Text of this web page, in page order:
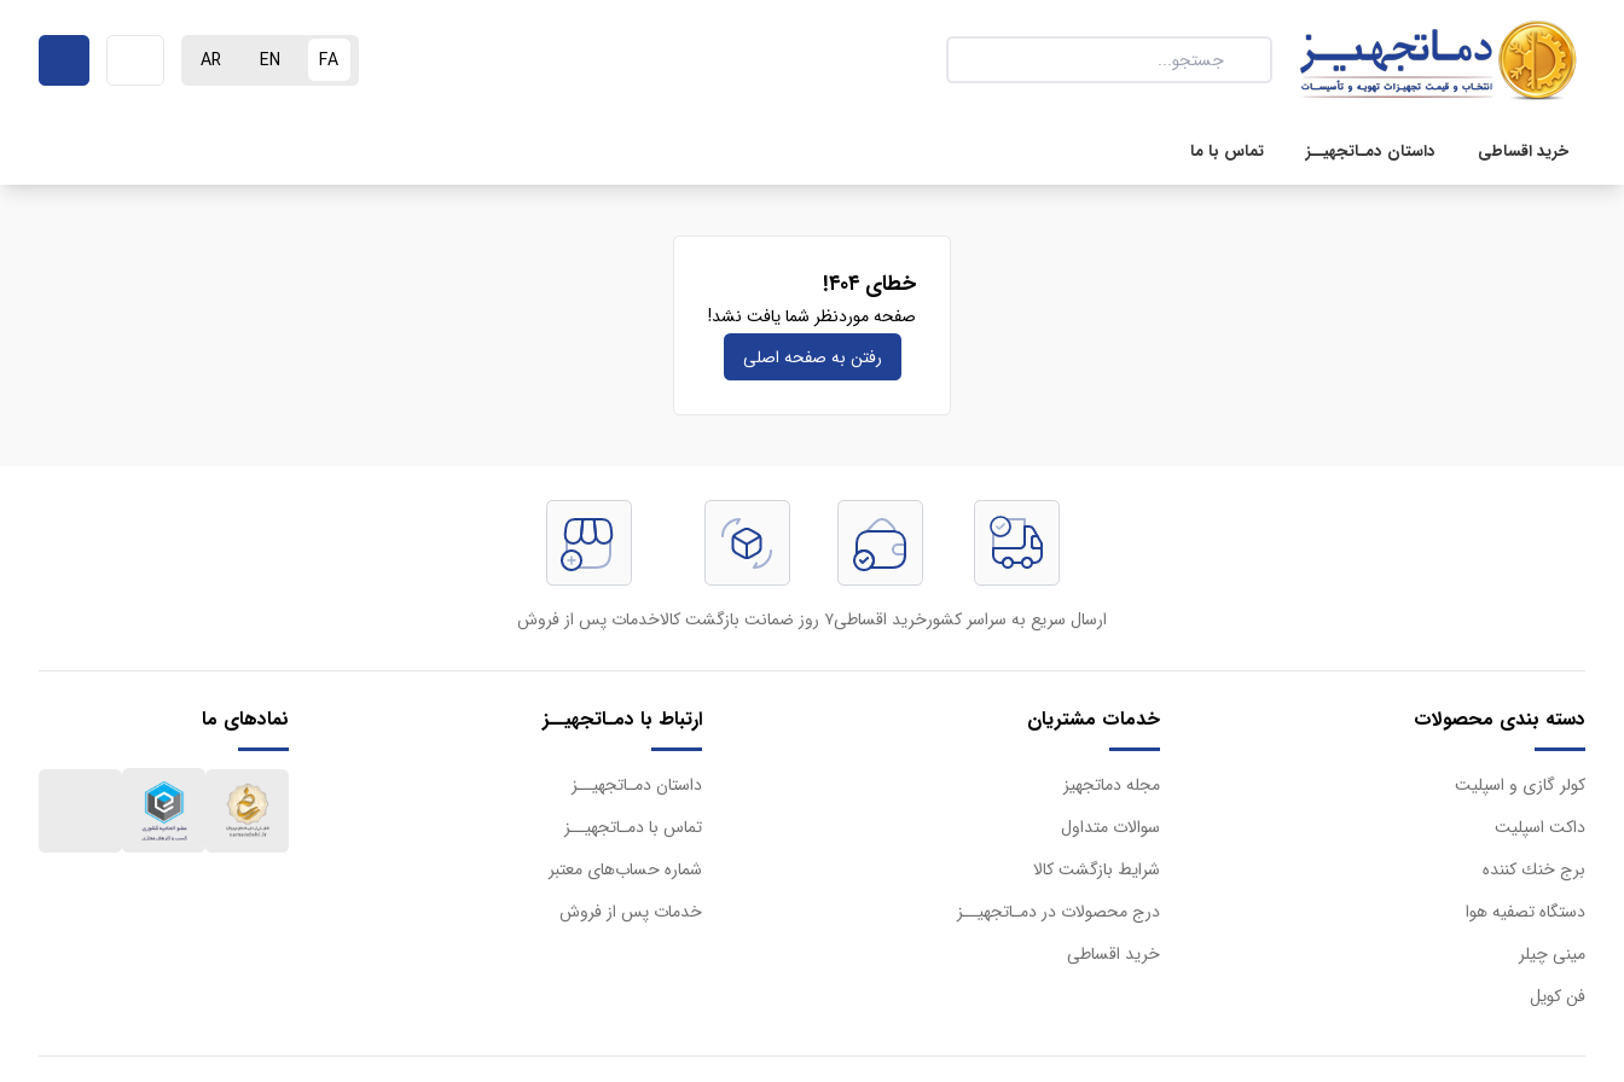
FA
EN
AR
خرید اقساطی داستان دمـاتجهیــز تماس با ما
خطای ۴۰۴!
صفحه موردنظر شما یافت نشد!
رفتن به صفحه‌ اصلی
ارسال سریع به سراسر کشورخرید اقساطی۷ روز ضمانت بازگشت کالا خدمات پس از فروش
دسته بندی محصولات
كولر گازی و اسپليت
داكت اسپليت
برج خنك كننده
دستگاه تصفيه هوا
مینی چیلر
فن کویل
خدمات مشتریان
مجله دماتجهیز
سوالات متداول
شرایط بازگشت کالا
درج محصولات در دمـاتجهیــز
خرید اقساطی
ارتباط با دمـاتجهیــز
داستان دمـاتجهیــز
تماس با دمـاتجهیــز
شماره حساب‌های معتبر
خدمات پس از فروش
نمادهای ما